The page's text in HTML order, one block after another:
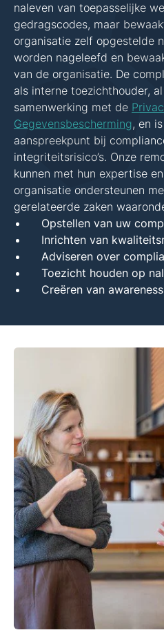
naleven van toepasselijke
gedragscodes, maar
organisatie zelf opgestelde
worden nageleefd en
van de organisatie. De
als interne toezichthouder,
samenwerking met de
Gegevensbescherming, en
aanspreekpunt bij
integriteitsrisico’s. Onze
kunnen met hun expertise
organisatie ondersteunen
gerelateerde zaken
Opstellen van uw
Inrichten van
Adviseren over
Toezicht houden op
Creëren van